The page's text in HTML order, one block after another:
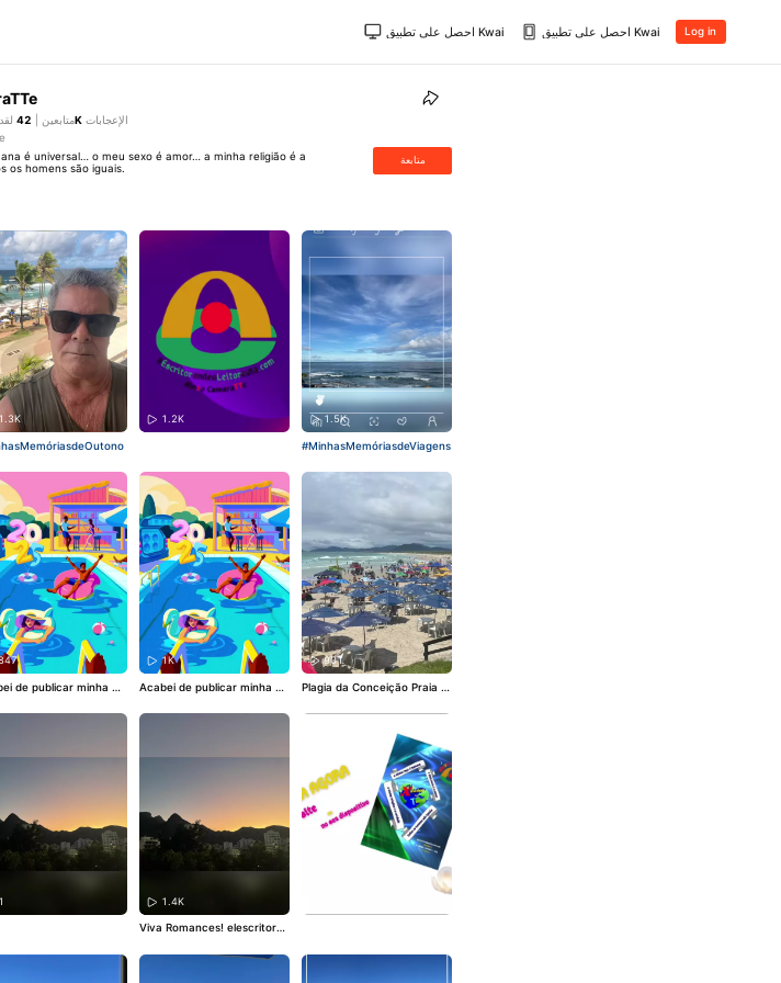
احصل على تطبيق Kwai احصل على تطبيق Kwai Log in
متابعين | 42لقد 28.2K الإعجابات
é universal… o meu sexo é amor… a minha religião é a
os homens são iguais.
متابعة
1.3K 1.2K 1.5K
#MinhasMemóriasdeViagens
de publicar minha Re
repleta de moment
1K
Acabei de publicar minha Re
25! Está repleta de moment
901
Plagia da Conceição Praia d
mances! Elescritordondeest
1 1.4K
Viva Romances! elescritordo